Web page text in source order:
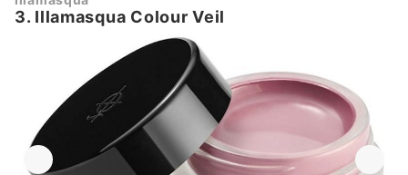
3. Illamasqua Colour Veil